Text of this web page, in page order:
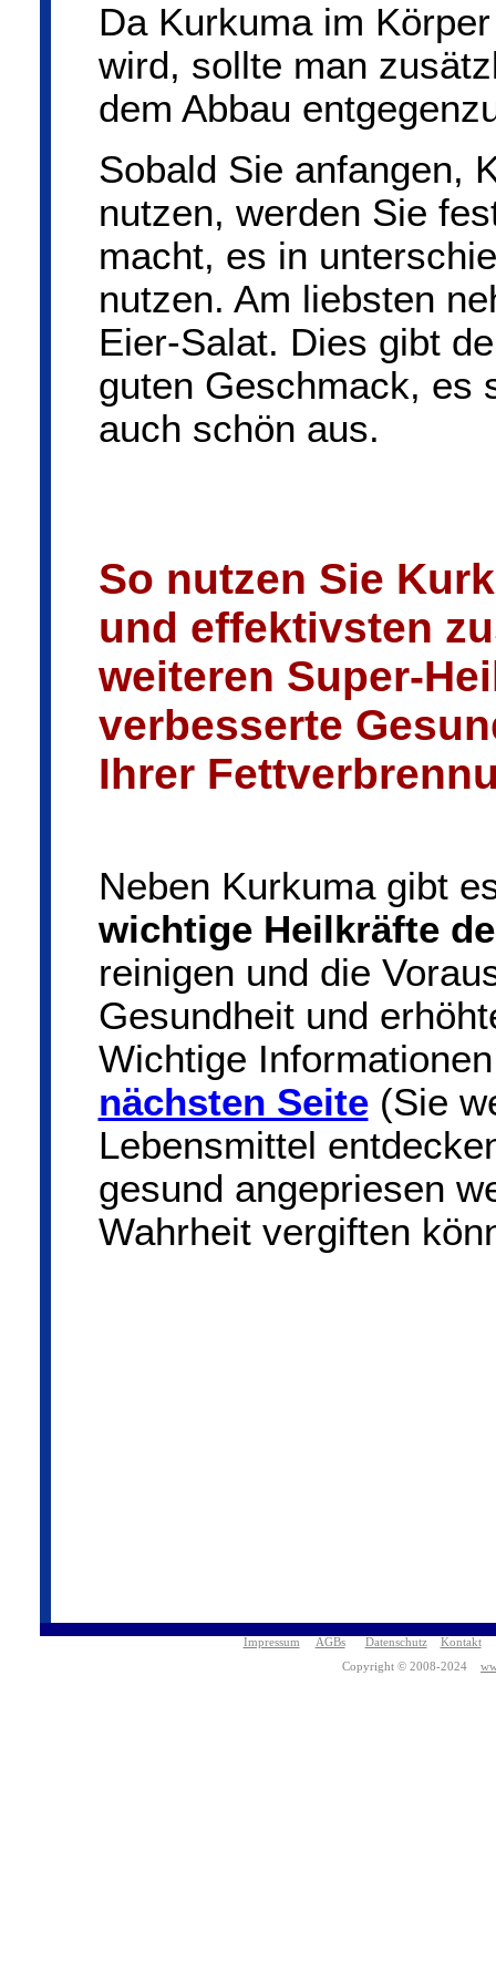
Da Kurkuma im
wird, sollte man
dem Abbau
Sobald Sie anfangen,
nutzen, werden Sie
macht, es in
nutzen. Am liebsten
Eier-Salat. Dies gibt
guten Geschmack, es
auch schön aus.
So nutzen Sie
und effektivsten
weiteren Super-
verbesserte
Ihrer
Neben Kurkuma gibt
wichtige Heilkräfte
reinigen und die
Gesundheit und
Wichtige
nächsten Seite(Sie
Lebensmittel
gesund angepriesen
Wahrheit vergiften
Impressum AGBs Datenschutz
Kontakt
Copyright © 2008-2024